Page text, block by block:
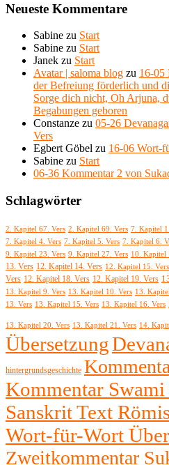
Neueste Kommentare
Sabine zu Start
Sabine zu Start
Janek zu Start
Avatar | saloma blog zu 16-05
der Befreiung förderlich und
Sorge dich nicht, Oh Arjuna,
Begabungen geboren
Constanze zu 05-26
Vers
Egbert Göbel zu 16-06 Wort-
Sabine zu Start
06-36 Kommentar 2 von
Schlagwörter
2. Kapitel 67. Vers 2. Kapitel 69. Vers 7. Kapitel
7. Kapitel 4. Vers 7. Kapitel 5. Vers 7. Kapitel 6.
9. Kapitel 23. Vers 9. Kapitel 27. Vers 10. Kapitel
13. Vers 12. Kapitel 14. Vers 12. Kapitel 15. Vers
Vers 12. Kapitel 18. Vers 12. Kapitel 19. Vers
13. Kapitel 9. Vers 13. Kapitel 10. Vers 13.
13. Vers 13. Kapitel 15. Vers 13. Kapitel 16. Vers
13. Kapitel 20. Vers 13. Kapitel 21. Vers 14.
Übersetzung
hintergrundsgeschichte
Kommentar Swami
Sanskrit Text
Wort-für-Wort
Zweitkommentar